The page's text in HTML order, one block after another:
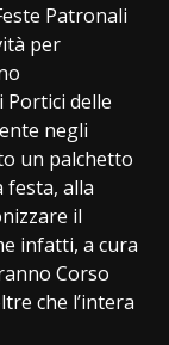
Patronali
per
Portici delle
negli
un palchetto
festa, alla
il
infatti, a cura
Corso
che l’intera